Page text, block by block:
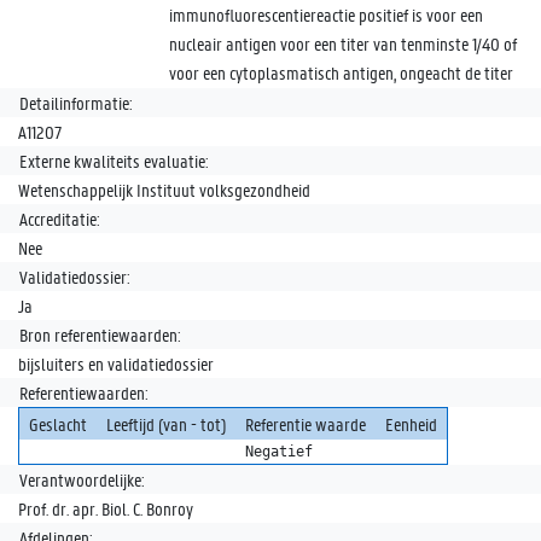
immunofluorescentiereactie positief is voor een
nucleair antigen voor een titer van tenminste 1/40 of
voor een cytoplasmatisch antigen, ongeacht de titer
Detailinformatie:
A11207
Externe kwaliteits evaluatie:
Wetenschappelijk Instituut volksgezondheid
Accreditatie:
Nee
Validatiedossier:
Ja
Bron referentiewaarden:
bijsluiters en validatiedossier
Referentiewaarden:
Geslacht
Leeftijd (van - tot) Referentie waarde Eenheid
Negatief
Verantwoordelijke:
Prof. dr. apr. Biol. C. Bonroy